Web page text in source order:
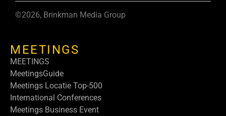
©2026, Brinkman Media Group
MEETINGS
MEETINGS
MeetingsGuide
Meetings Locatie Top-500
International Conferences
Meetings Business Event